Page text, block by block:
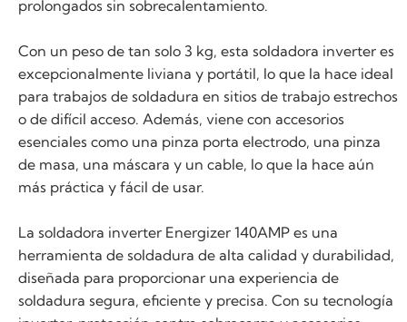
prolongados sin sobrecalentamiento.
Con un peso de tan solo 3 kg, esta soldadora inverter es
excepcionalmente liviana y portátil, lo que la hace ideal
para trabajos de soldadura en sitios de trabajo estrechos
o de difícil acceso. Además, viene con accesorios
esenciales como una pinza porta electrodo, una pinza
de masa, una máscara y un cable, lo que la hace aún
más práctica y fácil de usar.
La soldadora inverter Energizer 140AMP es una
herramienta de soldadura de alta calidad y durabilidad,
diseñada para proporcionar una experiencia de
soldadura segura, eficiente y precisa. Con su tecnología